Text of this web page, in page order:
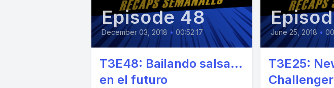
Episode 48
December 03, 2018 • 00:52:17
T3E48: Bailando salsa...
en el futuro
June 25, 2018 •
T3E25: